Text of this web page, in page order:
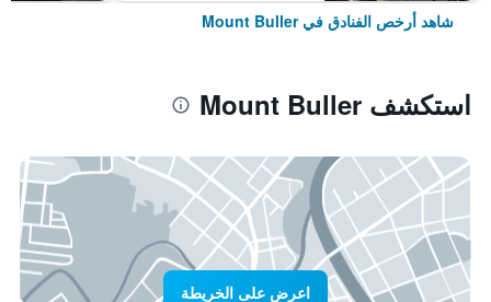
شاهد أرخص الفنادق في Mount Buller
استكشف Mount Buller
اعرض على الخريطة